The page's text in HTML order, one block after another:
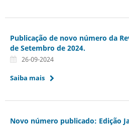
Publicação de novo número da
de Setembro de 2024.
26-09-2024
Saiba mais
Novo número publicado: Edição